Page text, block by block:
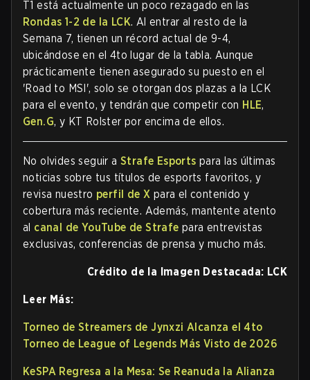
T1 está actualmente un poco rezagado en las
Rondas 1-2 de la LCK. Al entrar al resto de la
Semana 7, tienen un récord actual de 9-4,
ubicándose en el 4to lugar de la tabla. Aunque
prácticamente tienen asegurado su puesto en el
'Road to MSI', solo se otorgan dos plazas a la LCK
para el evento, y tendrán que competir con HLE,
Gen.G, y KT Rolster por encima de ellos.
No olvides seguir a Strafe Esports para las últimas
noticias sobre tus títulos de esports favoritos, y
revisa nuestro perfil de X para el contenido y
cobertura más reciente. Además, mantente atento
al canal de YouTube de Strafe para entrevistas
exclusivas, conferencias de prensa y mucho más.
Crédito de la Imagen Destacada: LCK
Leer Más:
Torneo de Streamers de Jynxzi Alcanza el 4to
Torneo de League of Legends Más Visto de 2026
KeSPA Regresa a la Mesa: Se Reanuda la Alianza